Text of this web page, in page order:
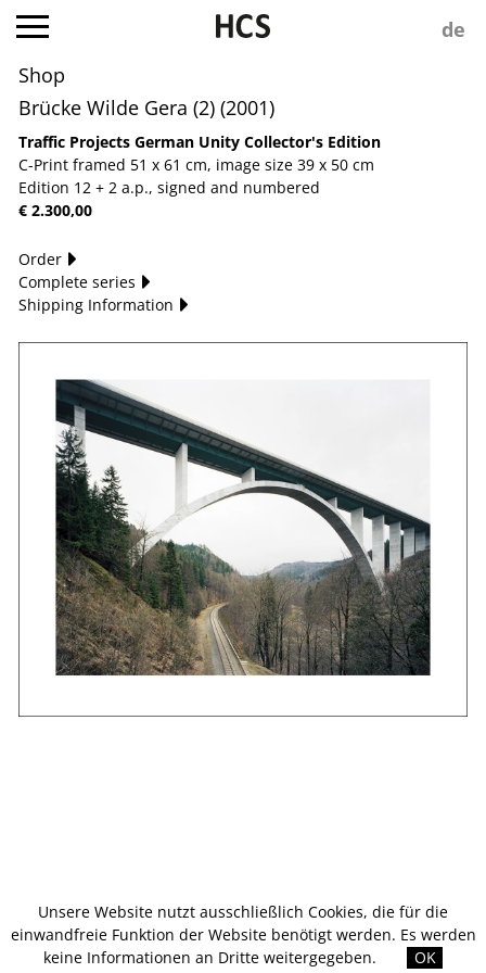
Brücke Wilde Gera (2) (2001)
Shop
Traffic Projects German Unity Collector's Edition
C-Print framed 51 x 61 cm, image size 39 x 50 cm
Edition 12 + 2 a.p., signed and numbered
€ 2.300,00
Order
Complete series
Shipping Information
Unsere Website nutzt ausschließlich Cookies, die für die
einwandfreie Funktion der Website benötigt werden. Es werden
keine Informationen an Dritte weitergegeben.
OK